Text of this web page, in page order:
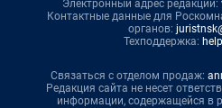
Электронный адрес редакции:
Контактные данные для
органов:
Техподдержка:
Связаться с отделом продаж:
Редакция сайта не несет
информации, содержащейся в